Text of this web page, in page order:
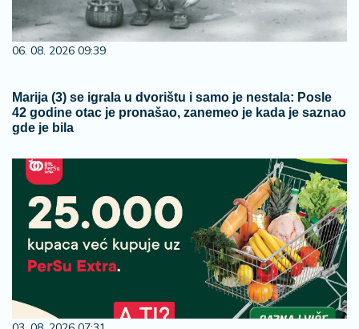
06. 08. 2026 09:39
Marija (3) se igrala u dvorištu i samo je nestala: Posle
42 godine otac je pronašao, zanemeo je kada je saznao
gde je bila